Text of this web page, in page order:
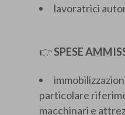
lavoratrici
👉SPESE
particolare
macchinari e